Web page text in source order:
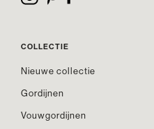
COLLECTIE
Nieuwe collectie
Gordijnen
Vouwgordijnen